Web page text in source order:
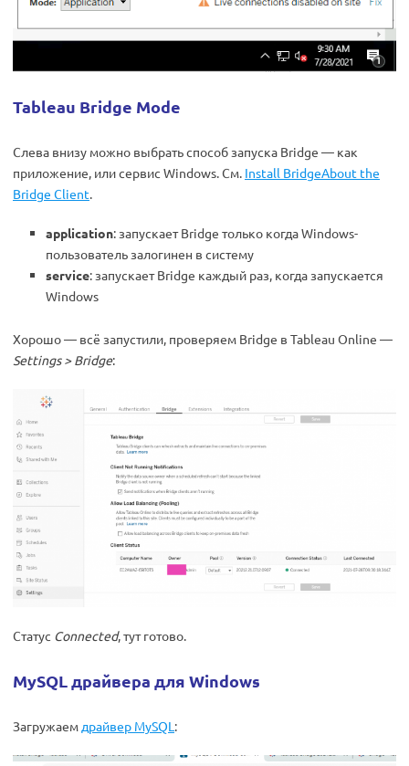
Tableau Bridge Mode
Слева внизу можно выбрать способ запуска Bridge — как
приложение, или сервис Windows. См. Install BridgeAbout the
Bridge Client.
application: запускает Bridge только когда Windows-
пользователь залогинен в систему
service: запускает Bridge каждый раз, когда запускается
Windows
Хорошо — всё запустили, проверяем Bridge в Tableau Online —
Settings > Bridge:
Статус Connected, тут готово.
MySQL драйвера для Windows
Загружаем драйвер MySQL :